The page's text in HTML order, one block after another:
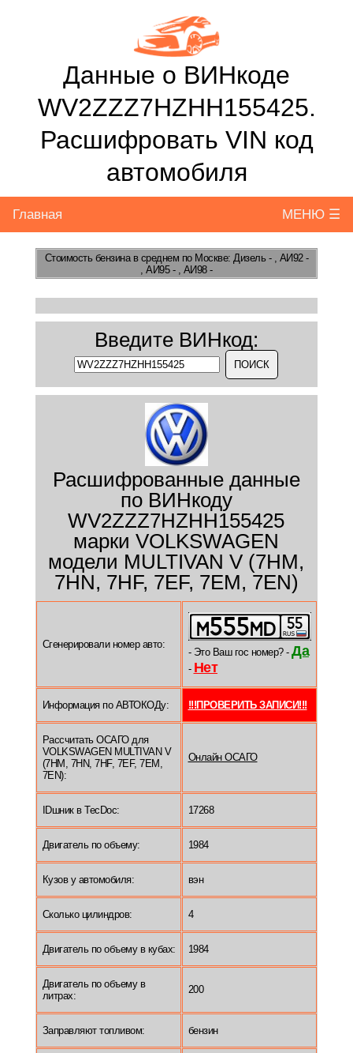
Данные о ВИНкоде
WV2ZZZ7HZHH155425.
Расшифровать VIN код
автомобиля
Главная МЕНЮ ☰
Стоимость бензинав среднем по Москве: Дизель - , АИ92 -
, АИ95 - , АИ98 -
Введите ВИНкод:
Расшифрованные данные
по ВИНкоду
WV2ZZZ7HZHH155425
марки VOLKSWAGEN
модели MULTIVAN V (7HM,
7HN, 7HF, 7EF, 7EM, 7EN)
Сгенерировали номер авто:
- Это Ваш гос номер? - Да
- Нет
Информация по АВТОКОДу: !!!ПРОВЕРИТЬ ЗАПИСИ!!!
Рассчитать ОСАГО для
VOLKSWAGEN MULTIVAN V
(7HM, 7HN, 7HF, 7EF, 7EM,
7EN):
Онлайн ОСАГО
IDшник в TecDoc: 17268
Двигатель по объему: 1984
Кузов у автомобиля: вэн
Сколько цилиндров: 4
Двигатель по объему в кубах: 1984
Двигатель по объему в
литрах:
200
Заправляют топливом: бензин